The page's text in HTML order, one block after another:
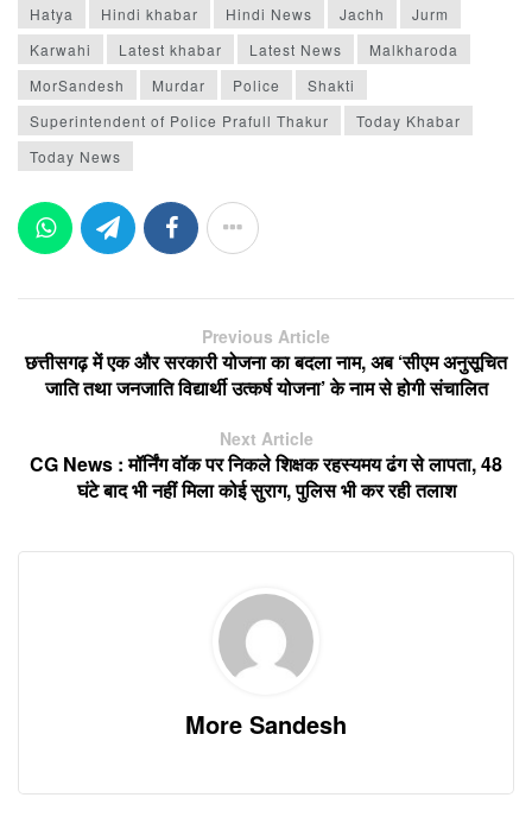
Hatya
Hindi khabar Hindi News Jachh
Jurm
Karwahi
Latest khabar Latest News
Malkharoda
MorSandesh
Murdar Police
Shakti
Superintendent of Police Prafull Thakur
Today Khabar
Today News
Previous Article
छत्तीसगढ़ में एक और सरकारी योजना का बदला नाम, अब ‘सीएम अनुसूचित
जाति तथा जनजाति विद्यार्थी उत्कर्ष योजना’ के नाम से होगी संचालित
Next Article
CG News : मॉर्निंग वॉक पर निकले शिक्षक रहस्यमय ढंग से लापता, 48
घंटे बाद भी नहीं मिला कोई सुराग, पुलिस भी कर रही तलाश
More Sandesh